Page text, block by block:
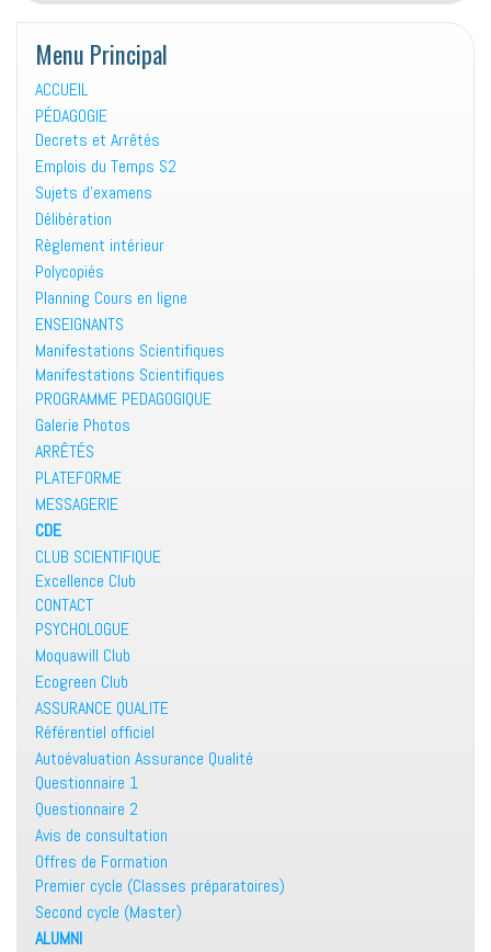
phare
d’INJAZ
El
”
Entrepreneur
League”.
Menu Principal
ACCUEIL
PÉDAGOGIE
Decrets et Arrêtés
Emplois du Temps S2
Sujets d’examens
Délibération
Règlement intérieur
Polycopiés
Planning Cours en ligne
ENSEIGNANTS
Manifestations Scientifiques
Manifestations Scientifiques
PROGRAMME PEDAGOGIQUE
Galerie Photos
ARRÊTÉS
PLATEFORME
MESSAGERIE
CDE
CLUB SCIENTIFIQUE
Excellence Club
CONTACT
PSYCHOLOGUE
Moquawill Club
Ecogreen Club
ASSURANCE QUALITE
Référentiel officiel
Autoévaluation Assurance Qualité
Questionnaire 1
Questionnaire 2
Avis de consultation
Offres de Formation
Premier cycle (Classes préparatoires)
Second cycle (Master)
ALUMNI